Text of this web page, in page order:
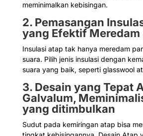
meminimalkan kebisingan.
2. Pemasangan
yang Efektif Meredam
Insulasi atap tak hanya meredam
suara. Pilih jenis insulasi dengan
suara yang baik, seperti glasswool
3. Desain yang Tepat
Galvalum,
yang ditimbulkan
Sudut pada kemiringan atap bisa